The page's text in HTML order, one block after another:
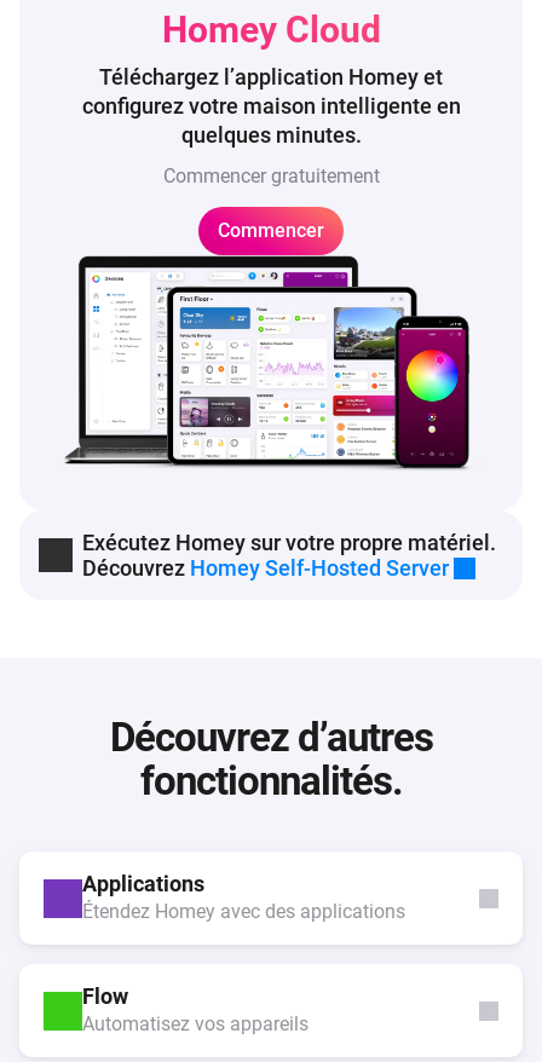
Homey Cloud
Téléchargez l’application Homey et
configurezvotre maison intelligente en
quelques minutes.
Commencer gratuitement
Commencer
Exécutez Homey sur votre propre matériel.
Découvrez Homey Self-Hosted Server
Découvrez d’autres
fonctionnalités.
Applications
Étendez Homey avec des applications
Flow
Automatisez vos appareils